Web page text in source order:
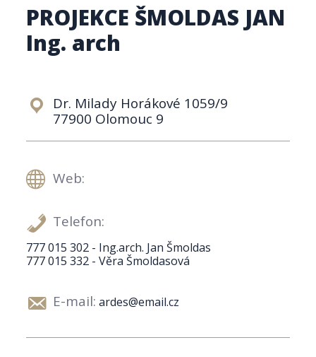
PROJEKCE ŠMOLDAS JAN
Ing. arch
Dr. Milady Horákové 1059/9
77900 Olomouc 9
Web:
Telefon:
777 015 302 - Ing.arch. Jan Šmoldas
777 015 332 - Věra Šmoldasová
E-mail: ardes@email.cz